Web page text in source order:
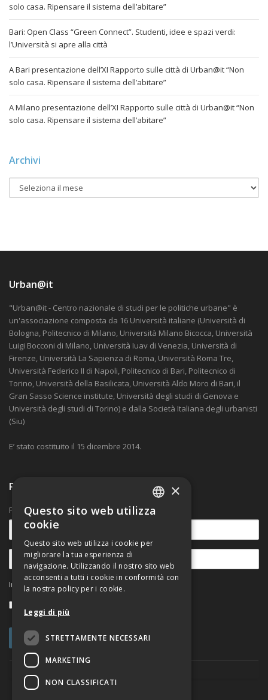
solo casa. Ripensare il sistema dell’abitare”
Bari: Open Class “Green Connect”. Studenti, idee e spazi verdi:
l’Università si apre alla città
A Bari presentazione dell’XI Rapporto sulle città di Urban@it “Non
solo casa. Ripensare il sistema dell’abitare”
A Milano presentazione dell’XI Rapporto sulle città di Urban@it “Non
solo casa. Ripensare il sistema dell’abitare”
Archivi
Urban@it
"Urban@it - Centro nazionale di studi per le politiche urbane" è
un'associazione composta da 16 Università italiane (Università di
Bologna, Politecnico di Milano, Università Milano Bicocca, Università
Luigi Bocconi di Milano, Università Iuav di Venezia, Università di
Firenze, Università La Sapienza di Roma, Università Roma Tre,
Università Federico II di Napoli, Politecnico di Bari, Politecnico di
Torino, Università della Basilicata, Università Aldo Moro di Bari, il
Gran Sasso Science institute, Università degli studi di Genova e
Università degli studi di Torino) e dalla Società Italiana degli urbanisti
(Siu)
E’ stato costituito il 15 dicembre 2014.
Ricevi nostre comunicazioni
Per rimanere aggiornato sulle novità.
Informativa sul trattamento dei dati personali
ITALIAN
×
Questo sito web utilizza
cookie
Questo sito web utilizza i cookie per
migliorare la tua esperienza di
navigazione. Utilizzando il nostro sito web
acconsenti a tutti i cookie in conformità con
la nostra policy per i cookie.
Leggi di più
STRETTAMENTE NECESSARI
MARKETING
NON CLASSIFICATI